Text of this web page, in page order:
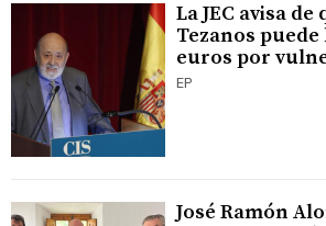
La JEC avisa
Tezanos puede
euros por
EP
José Ramón